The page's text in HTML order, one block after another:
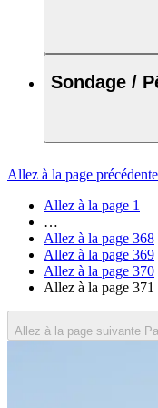
Sondage /
Allez à la page précédente
Allez à la page 1
…
Allez à la page 368
Allez à la page 369
Allez à la page 370
Allez à la page 371
Allez à la page suivante